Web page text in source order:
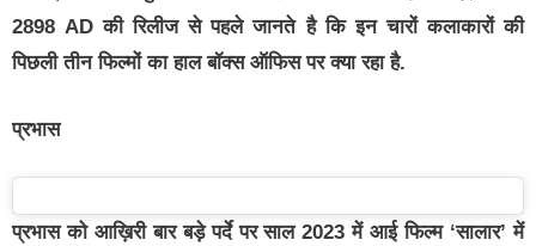
2898 AD की रिलीज से पहले जानते है कि इन चारों कलाकारों की
पिछली तीन फिल्मों का हाल बॉक्स ऑफिस पर क्या रहा है.
प्रभास
प्रभास को आख़िरी बार बड़े पर्दे पर साल 2023 में आई फिल्म ‘सालार’ में